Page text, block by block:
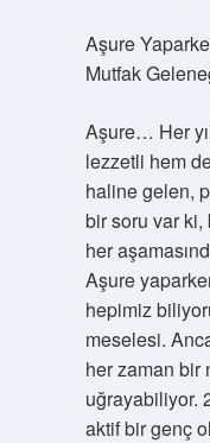
Aşure
Mutfak
Aşure… Her
lezzetli hem
haline gelen,
bir soru var ki,
her
Aşure
hepimiz
meselesi.
her zaman bir
uğrayabiliyor.
aktif bir genç